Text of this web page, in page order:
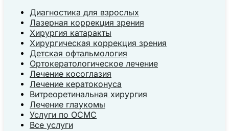
Диагностика для взрослых
Лазерная коррекция зрения
Хирургия катаракты
Хирургическая коррекция зрения
Детская офтальмология
Ортокератологическое лечение
Лечение косоглазия
Лечение кератоконуса
Витреоретинальная хирургия
Лечение глаукомы
Услуги по ОСМС
Все услуги